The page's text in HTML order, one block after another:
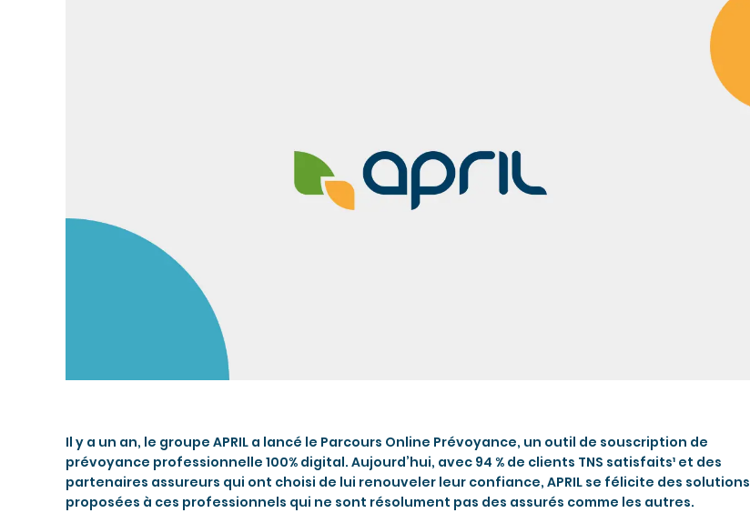
Il y a un an, le groupe APRIL a lancé le Parcours Online Prévoyance, un outil de souscription de
prévoyance professionnelle 100% digital. Aujourd’hui, avec 94 % de clients TNS satisfaits¹ et des
partenaires assureurs qui ont choisi de lui renouveler leur confiance, APRIL se félicite des solutions
proposées à ces professionnels qui ne sont résolument pas des assurés comme les autres.